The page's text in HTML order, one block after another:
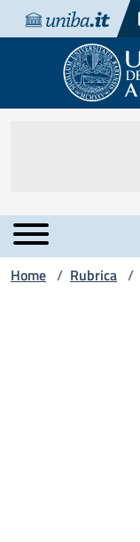
Vai al contenuto
Vai alla navigazione
Vai al footer
Home / Rubrica /